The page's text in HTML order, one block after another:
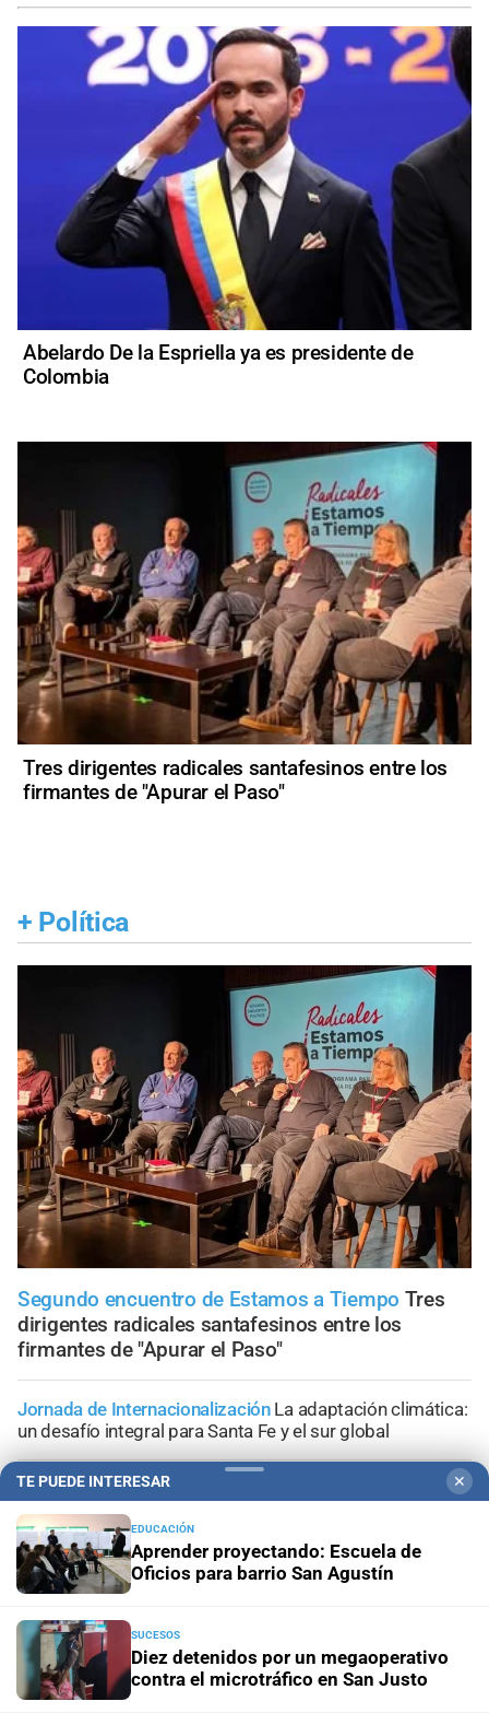
Abelardo De la Espriella ya es presidente de
Colombia
Tres dirigentes radicales santafesinos entre los
firmantes de "Apurar el Paso"
+ Política
Segundo encuentro de Estamos a Tiempo Tres
dirigentes radicales santafesinos entre los
firmantes de "Apurar el Paso"
Jornada de Internacionalización La adaptación climática:
un desafío integral para Santa Fe y el sur global
Lo confirmó Coudannes
Pullaro viaja a Chile con agenda
productiva vinculada al puerto de Rosario
Proyecto de LosadaContundente rechazo del
radicalismo nacional al dictamen sobre falsas denuncias
Congreso de la Nación
Ley de Propiedad Privada: cómo
votaron Losada, Galaretto y Lewandowski en el Senado
TE PUEDE INTERESAR ✕
EDUCACIÓN
Aprender proyectando: Escuela de
Oficios para barrio San Agustín
SUCESOS
Diez detenidos por un megaoperativo
contra el microtráfico en San Justo